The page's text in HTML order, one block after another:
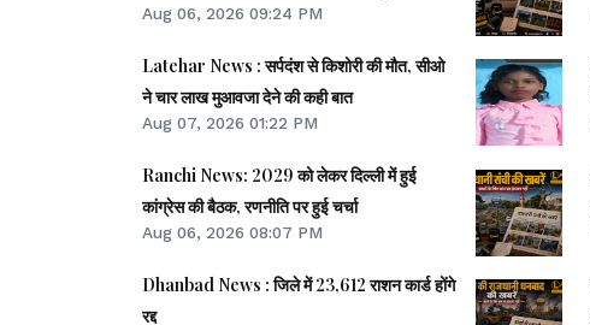
मिले
Aug 06, 2026 09:24 PM
Latehar News : सर्पदंश से किशोरी की मौत, सीओ
ने चार लाख मुआवजा देने की कही बात
Aug 07, 2026 01:22 PM
Ranchi News: 2029 को लेकर दिल्ली में हुई
कांग्रेस की बैठक, रणनीति पर हुई चर्चा
Aug 06, 2026 08:07 PM
Dhanbad News : जिले में 23,612 राशन कार्ड होंगे
रद्द